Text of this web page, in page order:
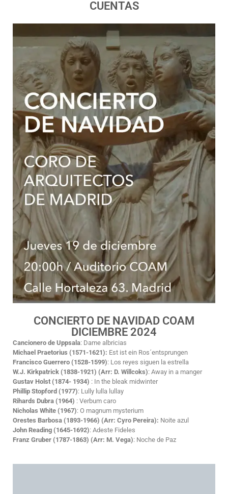
CUENTAS
CONCIERTO DE NAVIDAD COAM
DICIEMBRE 2024
Cancionero de Uppsala: Dame albricias
Michael Praetorius (1571-1621): Est ist ein Ros´entsprungen
Francisco Guerrero (1528-1599): Los reyes siguen la estrella
W.J. Kirkpatrick (1838-1921) (Arr: D. Willcoks): Away in a manger
Gustav Holst (1874- 1934) : In the bleak midwinter
Phillip Stopford (1977): Lully lulla lullay
Rihards Dubra (1964) : Verbum caro
Nicholas White (1967): O magnum mysterium
Orestes Barbosa (1893-1966) (Arr: Cyro Pereira): Noite azul
John Reading (1645-1692): Adeste Fideles
Franz Gruber (1787-1863) (Arr: M. Vega): Noche de Paz